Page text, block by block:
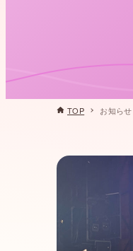
TOP お知らせ